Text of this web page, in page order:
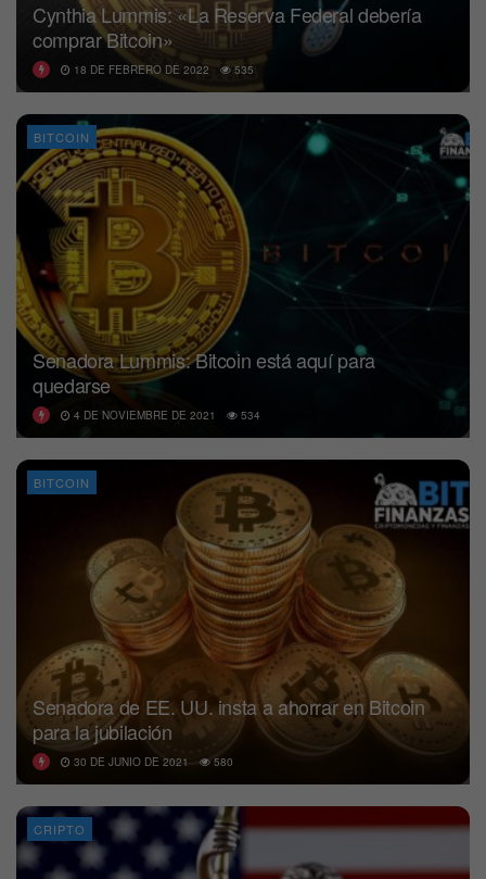
Cynthia Lummis: «La Reserva Federal debería
comprar Bitcoin»
18 DE FEBRERO DE 2022 535
BITCOIN
Senadora Lummis: Bitcoin está aquí para
quedarse
4 DE NOVIEMBRE DE 2021 534
BITCOIN
Senadora de EE. UU. insta a ahorrar en Bitcoin
para la jubilación
30 DE JUNIO DE 2021 580
CRIPTO